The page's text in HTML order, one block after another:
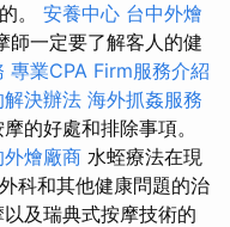
。 安養中心 台中外燴
師一定要了解客人的健
專業CPA Firm服務介紹
決辦法 海外抓姦服務
的好處和排除事項。
燴廠商 水蛭療法在現
科和其他健康問題的治
及瑞典式按摩技術的